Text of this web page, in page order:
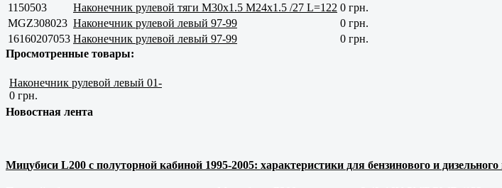
1150503
Наконечник рулевой тяги M30x1.5 M24x1.5 /27 L=122 0 грн.
MGZ308023 Наконечник рулевой левый 97-99
0 грн.
16160207053 Наконечник рулевой левый 97-99
0 грн.
Просмотренные товары:
Наконечник рулевой левый 01-
0 грн.
Новостная лента
Мицубиси L200 с полуторной кабиной 1995-2005: характеристики для бензинового и дизельного